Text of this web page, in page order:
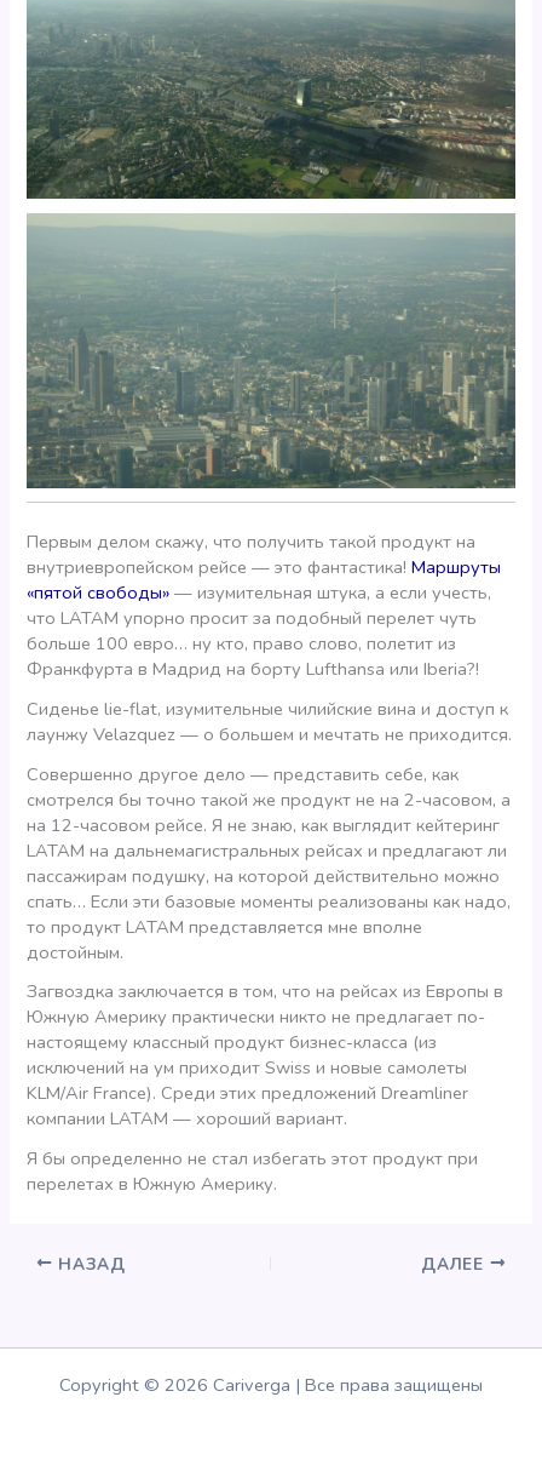
Первым делом скажу, что получить такой продукт на
внутриевропейском рейсе — это фантастика!Маршруты
«пятой свободы» — изумительная штука, а если учесть,
что LATAM упорно просит за подобный перелет чуть
больше 100 евро… ну кто, право слово, полетит из
Франкфурта в Мадрид на борту Lufthansa или Iberia?!
Сиденье lie-flat, изумительные чилийские вина и доступ к
лаунжу Velazquez — о большем и мечтать не приходится.
Совершенно другое дело — представить себе, как
смотрелся бы точно такой же продукт не на 2-часовом, а
на 12-часовом рейсе. Я не знаю, как выглядит кейтеринг
LATAM на дальнемагистральных рейсах и предлагают ли
пассажирам подушку, на которой действительно можно
спать… Если эти базовые моменты реализованы как надо,
то продукт LATAM представляется мне вполне
достойным.
Загвоздка заключается в том, что на рейсах из Европы в
Южную Америку практически никто не предлагает по-
настоящему классный продукт бизнес-класса (из
исключений на ум приходит Swiss и новые самолеты
KLM/Air France). Среди этих предложений Dreamliner
компании LATAM — хороший вариант.
Я бы определенно не стал избегать этот продукт при
перелетах в Южную Америку.
НАЗАД ДАЛЕЕ
Copyright © 2026 Cariverga | Все права защищены